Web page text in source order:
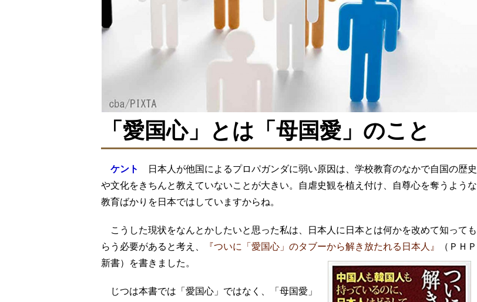
「愛国心」とは「母国愛」のこと
ケント
日本人が他国によるプロパガンダに弱い原因は、学校教育のなかで自国の歴史
や文化をきちんと教えていないことが大きい。自虐史観を植え付け、自尊心を奪うような
教育ばかりを日本ではしていますからね。
こうした現状をなんとかしたいと思った私は、日本人に日本とは何かを改めて知っても
らう必要があると考え、
『ついに「愛国心」のタブーから解き放たれる日本人』
（ＰＨＰ
新書）を書きました。
じつは本書では「愛国心」ではなく、「母国愛」